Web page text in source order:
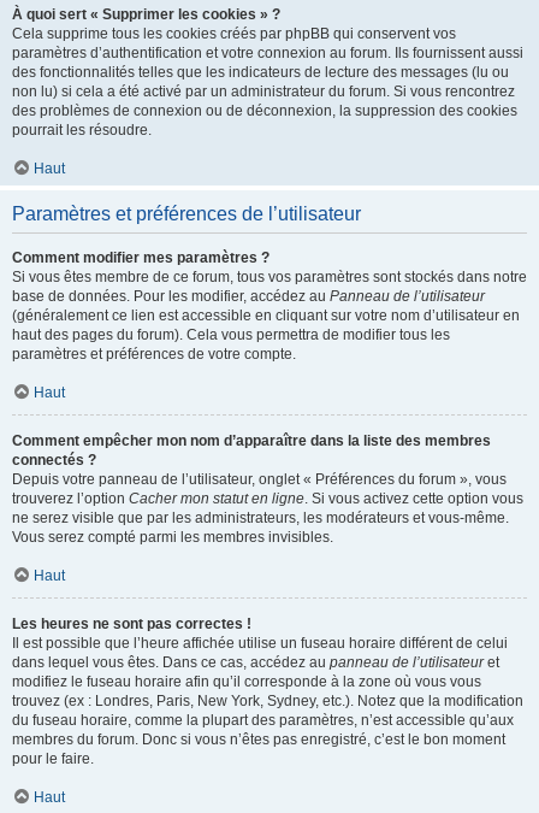
À quoi sert « Supprimer les cookies » ?
Cela supprime tous les cookies créés par phpBB qui conservent vos
paramètres d’authentification et votre connexion au forum. Ils fournissent aussi
des fonctionnalités telles que les indicateurs de lecture des messages (lu ou
non lu) si cela a été activé par un administrateur du forum. Si vous rencontrez
des problèmes de connexion ou de déconnexion, la suppression des cookies
pourrait les résoudre.
Haut
Paramètres et préférences de l’utilisateur
Comment modifier mes paramètres ?
Si vous êtes membre de ce forum, tous vos paramètres sont stockés dans notre
base de données. Pour les modifier, accédez au Panneau de l’utilisateur
(généralement ce lien est accessible en cliquant sur votre nom d’utilisateur en
haut des pages du forum). Cela vous permettra de modifier tous les
paramètres et préférences de votre compte.
Haut
Comment empêcher mon nom d’apparaître dans la liste des membres
connectés ?
Depuis votre panneau de l’utilisateur, onglet « Préférences du forum », vous
trouverez l’option Cacher mon statut en ligne. Si vous activez cette option vous
ne serez visible que par les administrateurs, les modérateurs et vous-même.
Vous serez compté parmi les membres invisibles.
Haut
Les heures ne sont pas correctes !
Il est possible que l’heure affichée utilise un fuseau horaire différent de celui
dans lequel vous êtes. Dans ce cas, accédez au panneau de l’utilisateuret
modifiez le fuseau horaire afin qu’il corresponde à la zone où vous vous
trouvez (ex : Londres, Paris, New York, Sydney, etc.). Notez que la modification
du fuseau horaire, comme la plupart des paramètres, n’est accessible qu’aux
membres du forum. Donc si vous n’êtes pas enregistré, c’est le bon moment
pour le faire.
Haut